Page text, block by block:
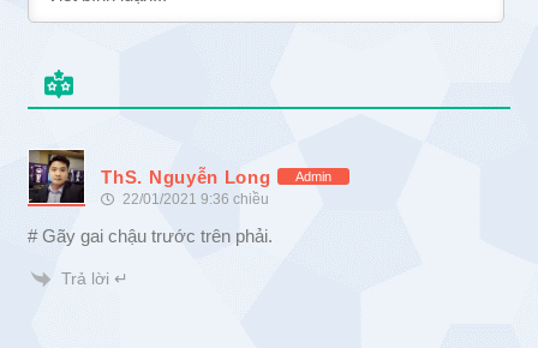
ThS. Nguyễn Long Admin
22/01/2021 9:36 chiều
# Gãy gai chậu trước trên phải.
Trả lời ↵